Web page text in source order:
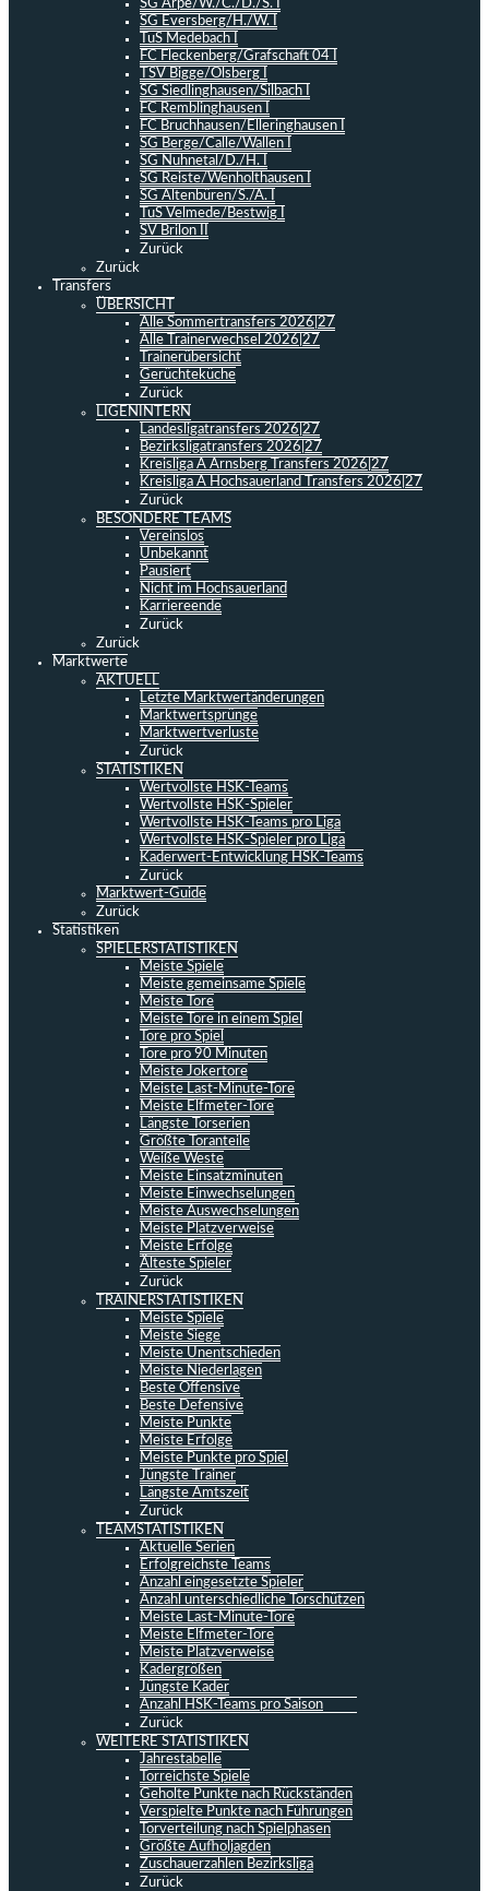
SG Arpe/W./C./D./S. I
SG Eversberg/H./W. I
TuS Medebach I
FC Fleckenberg/Grafschaft 04 I
TSV Bigge/Olsberg I
SG Siedlinghausen/Silbach I
FC Remblinghausen I
FC Bruchhausen/Elleringhausen I
SG Berge/Calle/Wallen I
SG Nuhnetal/D./H. I
SG Reiste/Wenholthausen I
SG Altenbüren/S./A. I
TuS Velmede/Bestwig I
SV Brilon II
Zurück
Zurück
Transfers
ÜBERSICHT
Alle Sommertransfers 2026|27
Alle Trainerwechsel 2026|27
Trainerübersicht
Gerüchteküche
Zurück
LIGENINTERN
Landesligatransfers 2026|27
Bezirksligatransfers 2026|27
Kreisliga A Arnsberg Transfers 2026|27
Kreisliga A Hochsauerland Transfers 2026|27
Zurück
BESONDERE TEAMS
Vereinslos
Unbekannt
Pausiert
Nicht im Hochsauerland
Karriereende
Zurück
Zurück
Marktwerte
AKTUELL
Letzte Marktwertänderungen
Marktwertsprünge
Marktwertverluste
Zurück
STATISTIKEN
Wertvollste HSK-Teams
Wertvollste HSK-Spieler
Wertvollste HSK-Teams pro Liga
Wertvollste HSK-Spieler pro Liga
Kaderwert-Entwicklung HSK-Teams
Zurück
Marktwert-Guide
Zurück
Statistiken
SPIELERSTATISTIKEN
Meiste Spiele
Meiste gemeinsame Spiele
Meiste Tore
Meiste Tore in einem Spiel
Tore pro Spiel
Tore pro 90 Minuten
Meiste Jokertore
Meiste Last-Minute-Tore
Meiste Elfmeter-Tore
Längste Torserien
Größte Toranteile
Weiße Weste
Meiste Einsatzminuten
Meiste Einwechselungen
Meiste Auswechselungen
Meiste Platzverweise
Meiste Erfolge
Älteste Spieler
Zurück
TRAINERSTATISTIKEN
Meiste Spiele
Meiste Siege
Meiste Unentschieden
Meiste Niederlagen
Beste Offensive
Beste Defensive
Meiste Punkte
Meiste Erfolge
Meiste Punkte pro Spiel
Jüngste Trainer
Längste Amtszeit
Zurück
TEAMSTATISTIKEN
Aktuelle Serien
Erfolgreichste Teams
Anzahl eingesetzte Spieler
Anzahl unterschiedliche Torschützen
Meiste Last-Minute-Tore
Meiste Elfmeter-Tore
Meiste Platzverweise
Kadergrößen
Jüngste Kader
Anzahl HSK-Teams pro Saison
Zurück
WEITERE STATISTIKEN
Jahrestabelle
Torreichste Spiele
Geholte Punkte nach Rückständen
Verspielte Punkte nach Führungen
Torverteilung nach Spielphasen
Größte Aufholjagden
Zuschauerzahlen Bezirksliga
Zurück